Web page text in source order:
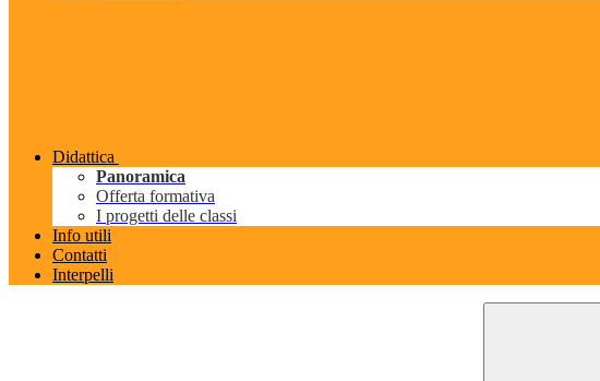
Didattica
Panoramica
Offerta formativa
I progetti delle classi
Info utili
Contatti
Interpelli